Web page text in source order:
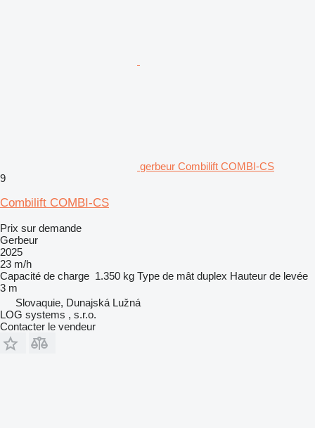
gerbeur Combilift COMBI-CS
9
Combilift COMBI-CS
Prix sur demande
Gerbeur
2025
23 m/h
Capacité de charge 1.350 kg Type de mât duplex Hauteur de levée
3 m
Slovaquie, Dunajská Lužná
LOG systems , s.r.o.
Contacter le vendeur